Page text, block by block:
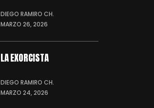
DIEGO RAMIRO CH.
MARZO 26, 2026
LA EXORCISTA
DIEGO RAMIRO CH.
MARZO 24, 2026